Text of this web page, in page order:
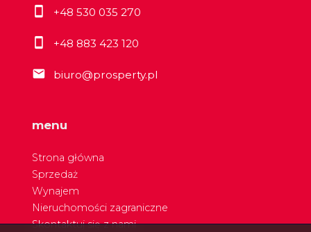
+48 530 035 270
+48 883 423 120
biuro@prosperty.pl
menu
Strona główna
Sprzedaż
Wynajem
Nieruchomości zagraniczne
Skontaktuj się z nami